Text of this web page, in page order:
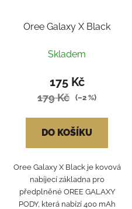
Oree Galaxy X Black
Skladem
175 Kč
179 Kč (–2 %)
DO KOŠÍKU
Oree Galaxy X Black je kovová
nabíjecí základna pro
předplněné OREE GALAXY
PODY, která nabízí 400 mAh